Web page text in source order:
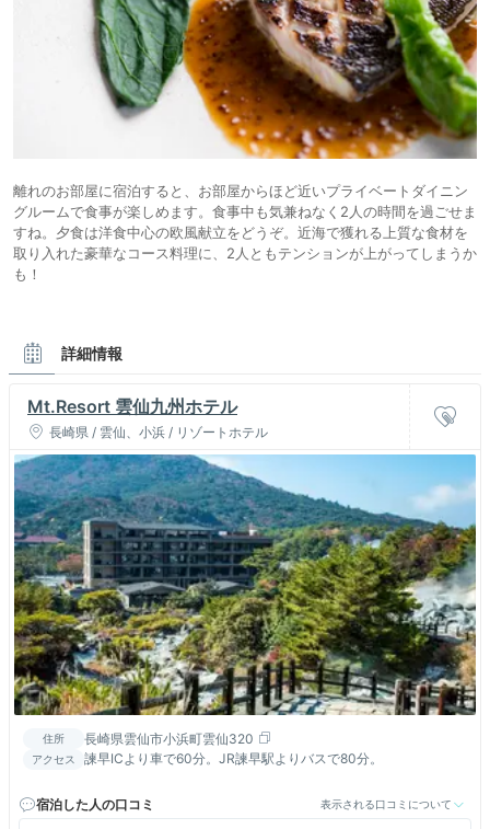
離れのお部屋に宿泊すると、お部屋からほど近いプライベートダイニン
グルームで食事が楽しめます。食事中も気兼ねなく2人の時間を過ごせま
すね。夕食は洋食中心の欧風献立をどうぞ。近海で獲れる上質な食材を
取り入れた豪華なコース料理に、2人ともテンションが上がってしまうか
も！
詳細情報
Mt.Resort 雲仙九州ホテル
長崎県 / 雲仙、小浜 / リゾートホテル
住所 長崎県雲仙市小浜町雲仙320
アクセス 諫早ICより車で60分。JR諫早駅よりバスで80分。
宿泊した人の口コミ 表示される口コミについて